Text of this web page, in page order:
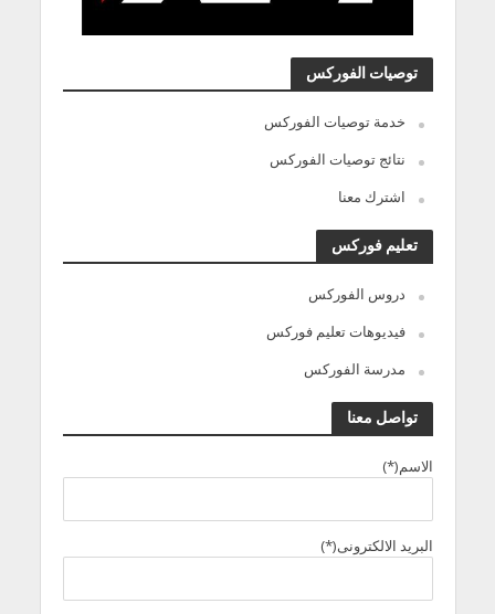
توصيات الفوركس
خدمة توصيات الفوركس
نتائج توصيات الفوركس
اشترك معنا
تعليم فوركس
دروس الفوركس
فيديوهات تعليم فوركس
مدرسة الفوركس
تواصل معنا
الاسم(*)
البريد الالكترونى(*)